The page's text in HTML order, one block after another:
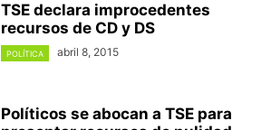
TSE declara improcedentes
recursos de CD y DS
POLÍTICA abril 8, 2015
Políticos se abocan a TSE para